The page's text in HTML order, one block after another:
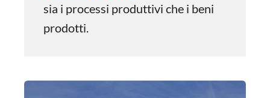
sia i processi produttivi che i beni
prodotti.